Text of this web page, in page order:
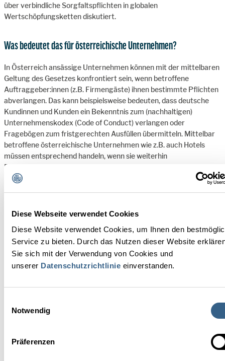
Diese Webseite verwendet Cookies
Diese Website verwendet Cookies, um Ihnen den
Service zu bieten. Durch das Nutzen dieser Website
Sie sich mit der Verwendung von Cookies und
unserer Datenschutzrichtlinie einverstanden.
Notwendig
Präferenzen
über verbindliche Sorgfaltspflichten in globalen
Wertschöpfungsketten diskutiert.
Was bedeutet das für österreichische Unternehmen?
In Österreich ansässige Unternehmen können mit der mittelbaren
Geltung des Gesetzes konfrontiert sein, wenn betroffene
Auftraggeber:innen (z.B. Firmengäste) ihnen bestimmte Pflichten
abverlangen. Das kann beispielsweise bedeuten, dass deutsche
Kundinnen und Kunden ein Bekenntnis zum (nachhaltigen)
Unternehmenskodex (Code of Conduct) verlangen oder
Fragebögen zum fristgerechten Ausfüllen übermitteln. Mittelbar
betroffene österreichische Unternehmen wie z.B. auch Hotels
müssen entsprechend handeln, wenn sie weiterhin
Dienstleister:innen bleiben wollen.
Weiterführende Infos
Faktenpapier: Das deutsche
Downloads
Merkblatt AußenwirtschaftsCenter Berlin